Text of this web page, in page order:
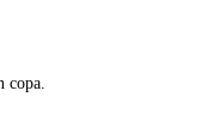
copa.